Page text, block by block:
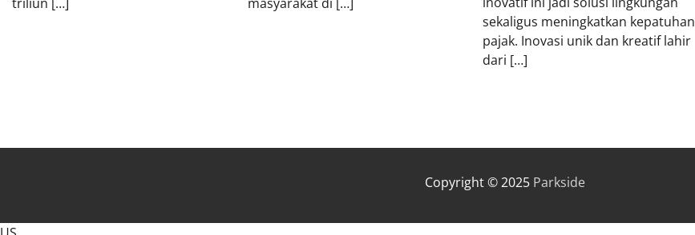
sekaligus meningkatkan kepatuhan
pajak. Inovasi unik dan kreatif lahir
dari […]
Copyright © 2025 Parkside